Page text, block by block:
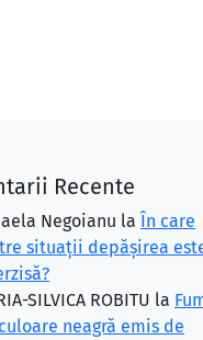
Recente
Negoianu la În care
situaţii depăşirea
SILVICA ROBITU la
neagră emis de